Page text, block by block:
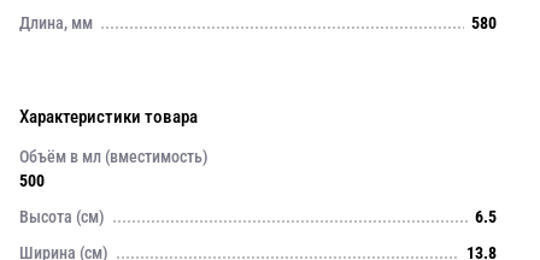
Длина, мм
580
Характеристики товара
Объём в мл (вместимость)
500
Высота (см)
6.5
Ширина (см)
13.8